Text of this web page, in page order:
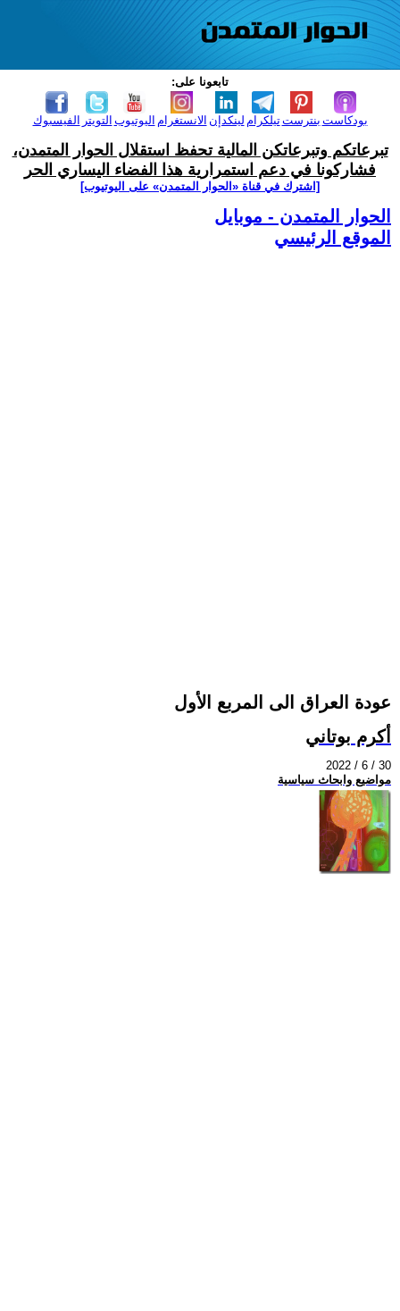
تابعونا على:
الفيسبوك التويتر اليوتيوب الانستغرام لينكدإن تيلكرامبنترست بودكاست
تبرعاتكم وتبرعاتكن المالية تحفظ استقلال الحوار المتمدن،
فشاركونا في دعم استمرارية هذا الفضاء اليساري الحر
[اشترك في قناة ‫«الحوار المتمدن» على اليوتيوب]
الحوار المتمدن - موبايل
الموقع الرئيسي
عودة العراق الى المربع الأول
أكرم بوتاني
2022 / 6 / 30
مواضيع وابحاث سياسية